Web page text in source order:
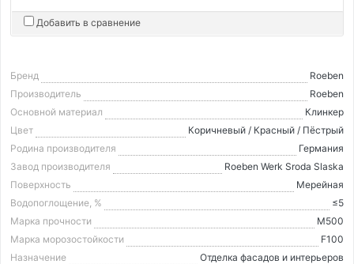
Добавить в сравнение
Бренд
Roeben
Производитель
Roeben
Основной материал
Клинкер
Цвет
Коричневый / Красный / Пёстрый
Родина производителя
Германия
Завод производителя
Roeben Werk Sroda Slaska
Поверхность
Мерейная
Водопоглощение, %
≤5
Марка прочности
М500
Марка морозостойкости
F100
Назначение
Отделка фасадов и интерьеров